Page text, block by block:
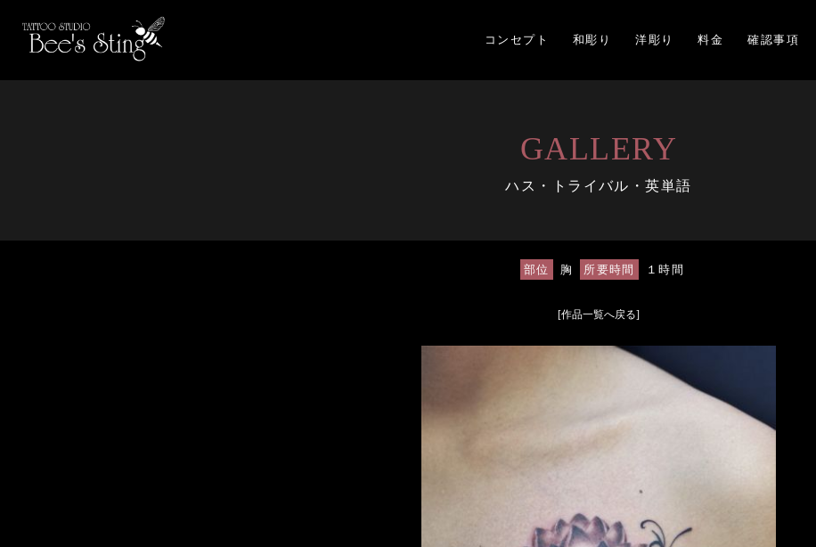
コンセプト 和彫り 洋彫り 料金 確認事項
GALLERY
ハス・トライバル・英単語
部位 胸 所要時間 １時間